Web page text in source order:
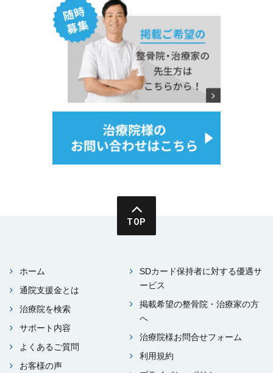
TOP
ホーム
通院⽀援⾦とは
治療院を検索
サポート内容
よくあるご質問
お客様の声
SDカード保持者に対する優遇サ
ービス
掲載希望の整⾻院・治療家の⽅
へ
治療院様お問合せフォーム
利⽤規約